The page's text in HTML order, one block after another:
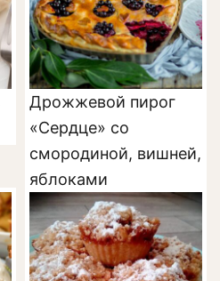
Дрожжевой пирог
«Сердце» со
смородиной, вишней,
яблоками